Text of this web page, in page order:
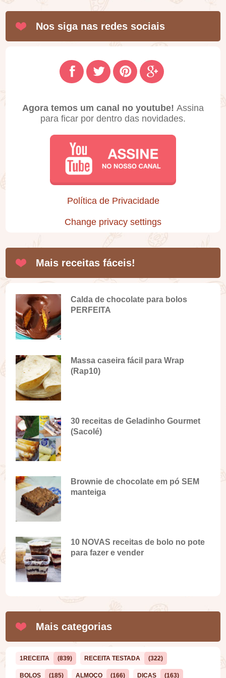
Nos siga nas redes sociais
Agora temos um canal no youtube! Assina
para ficar por dentro das novidades.
Política de Privacidade
Change privacy settings
Mais receitas fáceis!
Calda de chocolate para bolos
PERFEITA
Massa caseira fácil para Wrap
(Rap10)
30 receitas de Geladinho Gourmet
(Sacolé)
Brownie de chocolate em pó SEM
manteiga
10 NOVAS receitas de bolo no pote
para fazer e vender
Mais categorias
1RECEITA (839) RECEITA TESTADA (322)
BOLOS (185) ALMOÇO (166) DICAS (163)